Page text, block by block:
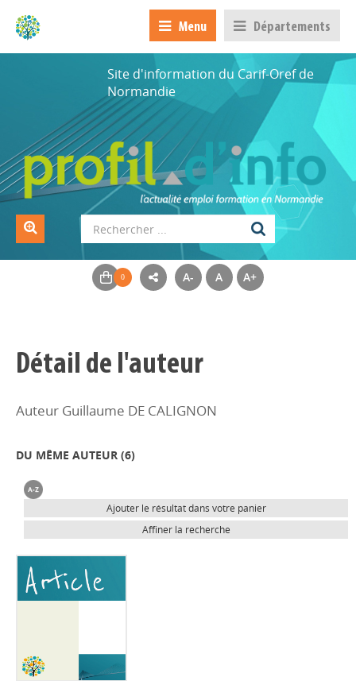
Menu Départements
Site d'information du Carif-Oref de
Normandie
A- A A+
Détail de l'auteur
Auteur Guillaume DE CALIGNON
DU MÊME AUTEUR (6)
Ajouter le résultat dans votre panier
Affiner la recherche